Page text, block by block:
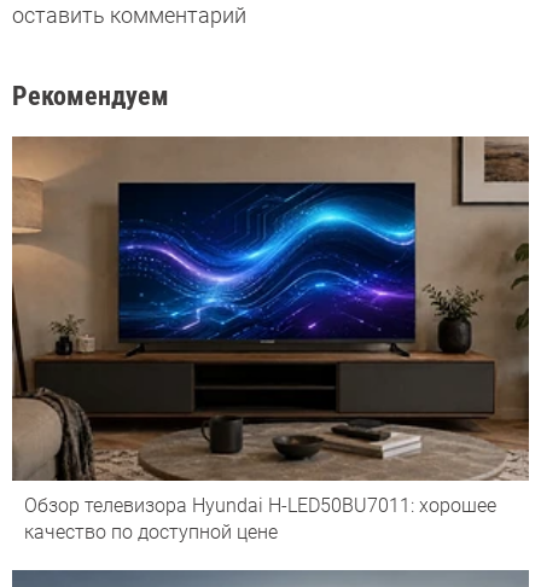
оставить комментарий
Рекомендуем
Обзор телевизора Hyundai H-LED50BU7011: хорошее
качество по доступной цене